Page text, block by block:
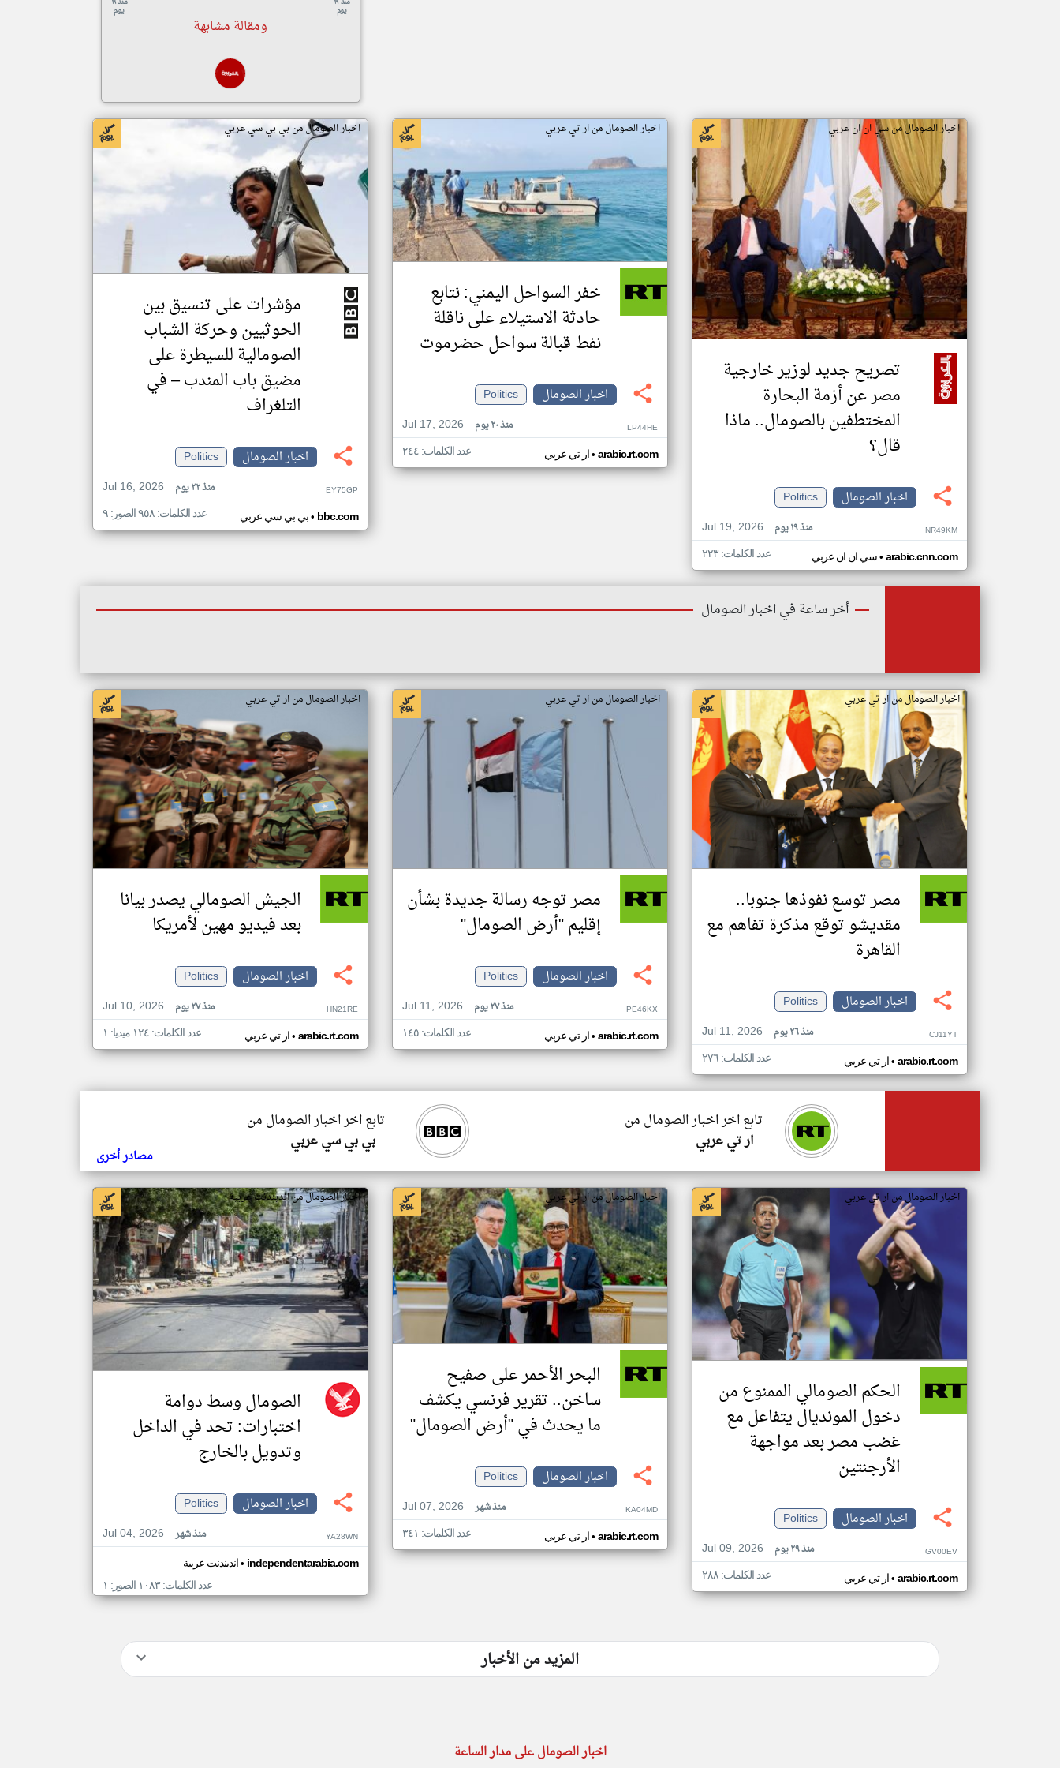
يوم يوم
ومقالة مشابهة
اخبار الصومال من سي ان ان عربي
تصريح جديد لوزير خارجية
مصر عن أزمة البحارة
المختطفين بالصومال.. ماذا
قال؟
اخبار الصومال
Politics
Jul 19, 2026
منذ ١٩ يوم NR49KM
سي ان ان عربي• arabic.cnn.com عدد الكلمات: ٢٢٣
اخبار الصومال من ار تي عربي
خفر السواحل اليمني: نتابع
حادثة الاستيلاء على ناقلة
نفط قبالة سواحل حضرموت
اخبار الصومال
Politics
Jul 17, 2026
منذ ٢٠ يوم LP44HE
ار تي عربي• arabic.rt.com عدد الكلمات: ٢٤٤
اخبار الصومال من بي بي سي عربي
مؤشرات على تنسيق بين
الحوثيين وحركة الشباب
الصومالية للسيطرة على
مضيق باب المندب – في
التلغراف
اخبار الصومال
Politics
Jul 16, 2026
منذ ٢٢ يوم EY75GP
بي بي سي عربي• bbc.com عدد الكلمات: ٩٥٨ الصور: ٩
أخر ساعة في اخبار الصومال
اخبار الصومال من ار تي عربي
مصر توسع نفوذها جنوبا..
مقديشو توقع مذكرة تفاهم مع
القاهرة
اخبار الصومال
Politics
Jul 11, 2026
منذ ٢٦ يوم CJ11YT
ار تي عربي• arabic.rt.com عدد الكلمات: ٢٧٦
اخبار الصومال من ار تي عربي
مصر توجه رسالة جديدة بشأن
إقليم "أرض الصومال"
اخبار الصومال
Politics
Jul 11, 2026
منذ ٢٧ يوم PE46KX
ار تي عربي• arabic.rt.com عدد الكلمات: ١٤٥
اخبار الصومال من ار تي عربي
الجيش الصومالي يصدر بيانا
بعد فيديو مهين لأمريكا
اخبار الصومال
Politics
Jul 10, 2026
منذ ٢٧ يوم HN21RE
ار تي عربي• arabic.rt.com عدد الكلمات: ١٢٤ ميديا: ١
تابع اخر اخبار الصومال من
بي بي سي عربي
تابع اخر اخبار الصومال من
ار تي عربي
مصادر أخرى
اخبار الصومال من ار تي عربي
الحكم الصومالي الممنوع من
دخول المونديال يتفاعل مع
غضب مصر بعد مواجهة
الأرجنتين
اخبار الصومال
Politics
Jul 09, 2026
منذ ٢٩ يوم GV00EV
ار تي عربي• arabic.rt.com عدد الكلمات: ٢٨٨
اخبار الصومال من ار تي عربي
البحر الأحمر على صفيح
ساخن.. تقرير فرنسي يكشف
ما يحدث في "أرض الصومال"
اخبار الصومال
Politics
Jul 07, 2026
منذ شهر KA04MD
ار تي عربي• arabic.rt.com عدد الكلمات: ٣٤١
اخبار الصومال من اندبندنت عربية
الصومال وسط دوامة
اختبارات: تحد في الداخل
وتدويل بالخارج
اخبار الصومال
Politics
Jul 04, 2026
منذ شهر YA28WN
اندبندنت عربية• independentarabia.com
عدد الكلمات: ١٠٨٣ الصور: ١
المزيد من الأخبار
اخبار الصومال على مدار الساعة